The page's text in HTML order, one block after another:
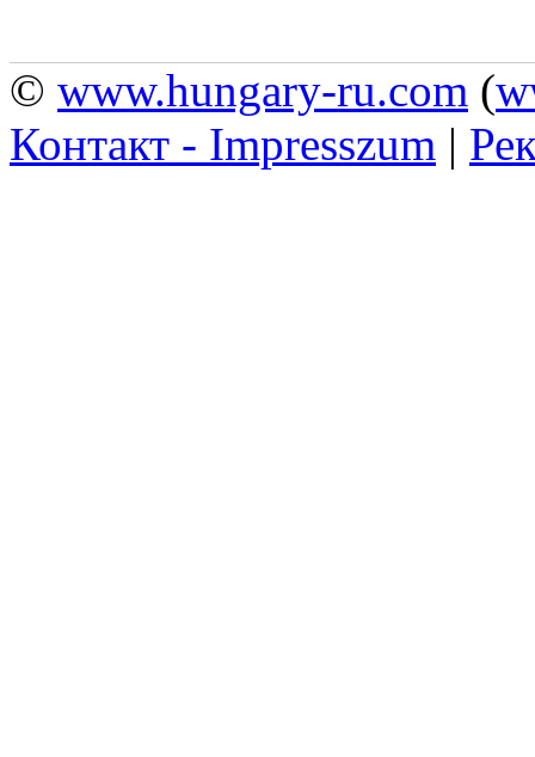
© www.hungary-ru.com (
Контакт - Impresszum |